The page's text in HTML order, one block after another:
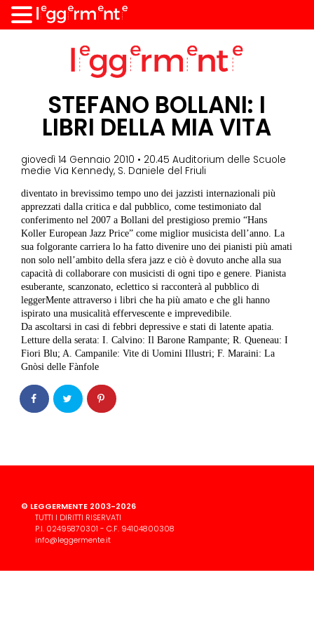
STEFANO BOLLANI: I
LIBRI DELLA MIA VITA
giovedì 14 Gennaio 2010 • 20.45 Auditorium delle Scuole
medie Via Kennedy, S. Daniele del Friuli
diventato in brevissimo tempo uno dei jazzisti internazionali più
apprezzati dalla critica e dal pubblico, come testimoniato dal
conferimento nel 2007 a Bollani del prestigioso premio “Hans
Koller European Jazz Price” come miglior musicista dell’anno. La
sua folgorante carriera lo ha fatto divenire uno dei pianisti più amati
non solo nell’ambito della sfera jazz e ciò è dovuto anche alla sua
capacità di collaborare con musicisti di ogni tipo e genere. Pianista
esuberante, scanzonato, eclettico si racconterà al pubblico di
leggerMente attraverso i libri che ha più amato e che gli hanno
ispirato una musicalità effervescente e imprevedibile.
Da ascoltarsi in casi di febbri depressive e stati di latente apatia.
Letture della serata: I. Calvino: Il Barone Rampante; R. Queneau: I
Fiori Blu; A. Campanile: Vite di Uomini Illustri; F. Maraini: La
Gnòsi delle Fànfole
© LEGGERMENTE 2003-2026
TUTTI I DIRITTI RISERVATI
P.I. 02495870301 - C.F. 94104800308
info@leggermente.it